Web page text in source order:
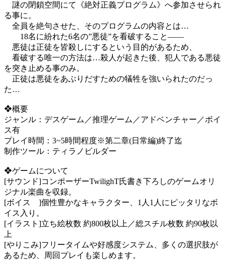
謎の閉鎖空間にて《絶対正義プログラム》へ参加させられ
る事に。 ​
全員を絶句させた、そのプログラムの内容とは…
18名に紛れた6名の”悪徒”を看破すること――
悪徒は正徒を皆殺しにするという目的があるため、
看破する唯一の方法は…殺人が起きた後、犯人である悪徒
を突き止める事のみ。
正徒は悪徒をあぶりだすための犠牲を強いられたのだっ
た…
❖概要
ジャンル：デスゲーム／推理ゲーム／アドベンチャー／ボイ
ス有
プレイ時間：3~5時間程度※第二章(日常編)終了迄
制作ツール：ティラノビルダー
❖ゲームについて
[サウンド]コンポーザーTwilighT氏書き下ろしのゲームオリ
ジナル楽曲を収録。
[ボイス ]個性豊かなキャラクター、1人1人にピッタリなボ
イス入り。
[イラスト]立ち絵枚数 約800枚以上／総スチル枚数 約90枚以
上
[やりこみ]フリータイムや好感度システム、多くの選択肢が
あるため、周回プレイも楽しめます。